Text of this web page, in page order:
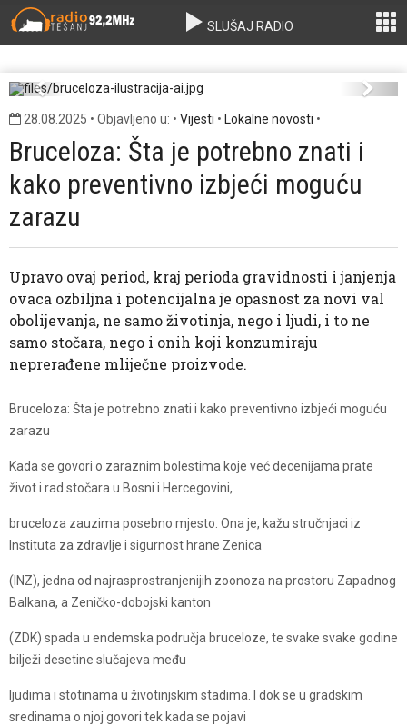
SLUŠAJ RADIO
Previous Next
28.08.2025 • Objavljeno u: • Vijesti • Lokalne novosti •
Bruceloza: Šta je potrebno znati i
kako preventivno izbjeći moguću
zarazu
Upravo ovaj period, kraj perioda gravidnosti i janjenja
ovaca ozbiljna i potencijalna je opasnost za novi val
obolijevanja, ne samo životinja, nego i ljudi, i to ne
samo stočara, nego i onih koji konzumiraju
neprerađene mliječne proizvode.
Bruceloza: Šta je potrebno znati i kako preventivno izbjeći moguću
zarazu
Kada se govori o zaraznim bolestima koje već decenijama prate
život i rad stočara u Bosni i Hercegovini,
bruceloza zauzima posebno mjesto. Ona je, kažu stručnjaci iz
Instituta za zdravlje i sigurnost hrane Zenica
(INZ), jedna od najrasprostranjenijih zoonoza na prostoru Zapadnog
Balkana, a Zeničko-dobojski kanton
(ZDK) spada u endemska područja bruceloze, te svake svake godine
bilježi desetine slučajeva među
ljudima i stotinama u životinjskim stadima. I dok se u gradskim
sredinama o njoj govori tek kada se pojavi